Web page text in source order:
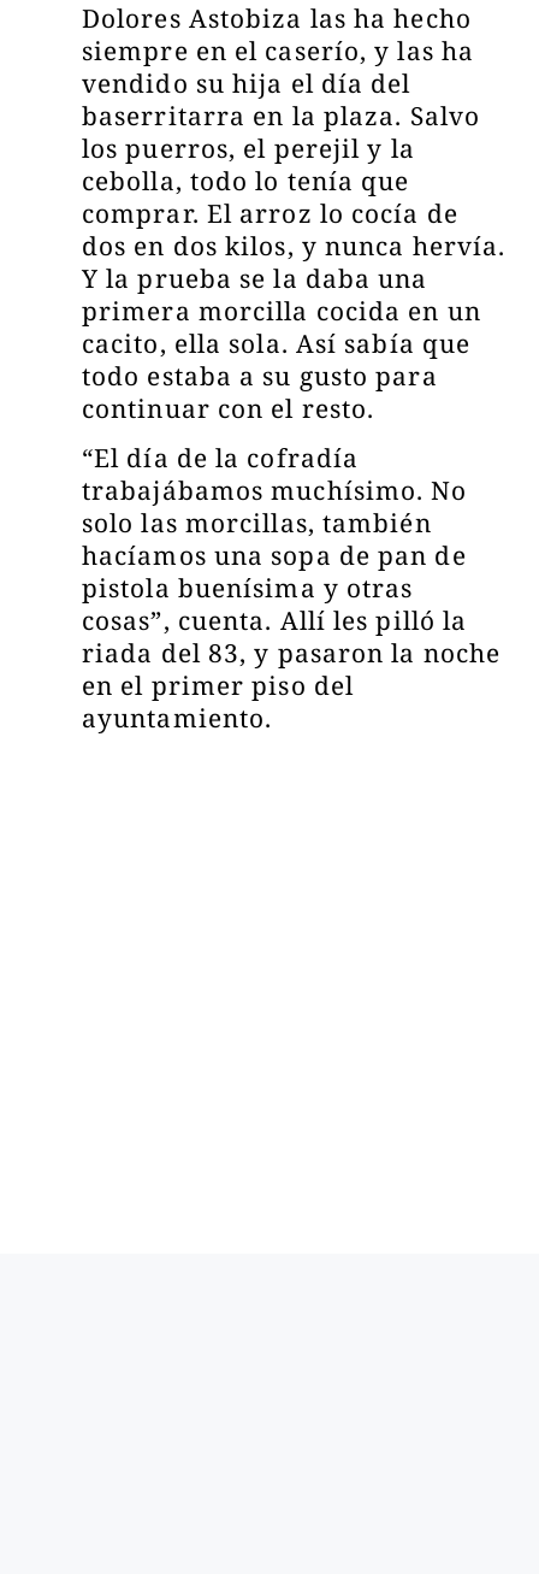
Dolores Astobiza las ha hecho
siempre en el caserío, y las ha
vendido su hija el día del
baserritarra en la plaza. Salvo
los puerros, el perejil y la
cebolla, todo lo tenía que
comprar. El arroz lo cocía de
dos en dos kilos, y nunca hervía.
Y la prueba se la daba una
primera morcilla cocida en un
cacito, ella sola. Así sabía que
todo estaba a su gusto para
continuar con el resto.
“El día de la cofradía
trabajábamos muchísimo. No
solo las morcillas, también
hacíamos una sopa de pan de
pistola buenísima y otras
cosas”, cuenta. Allí les pilló la
riada del 83, y pasaron la noche
en el primer piso del
ayuntamiento.